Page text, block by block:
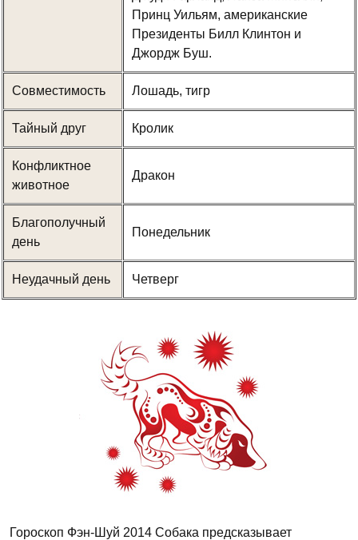
Принц Уильям, американские
Президенты Билл Клинтон и
Джордж Буш.
Совместимость Лошадь, тигр
Тайный друг Кролик
Конфликтное
животное
Дракон
Благополучный
день
Понедельник
Неудачный день Четверг
Гороскоп Фэн-Шуй 2014 Собака предсказывает